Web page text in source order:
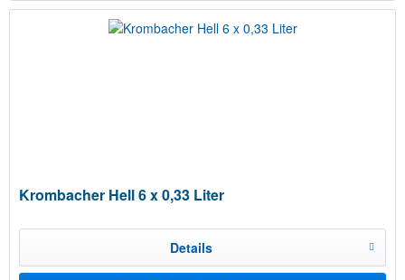
Krombacher Hell 6 x 0,33 Liter
Details